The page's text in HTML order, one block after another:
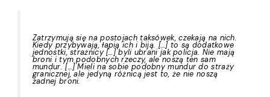
Zatrzymują się na postojach taksówek, czekają na nich.
Kiedy przybywają, łapią ich i biją. […] to są dodatkowe
jednostki, strażnicy […] byli ubrani jak policja. Nie mają
broni i tym podobnych rzeczy, ale noszą ten sam
mundur. […] Mieli na sobie podobny mundur do straży
granicznej, ale jedyną różnicą jest to, że nie noszą
żadnej broni.